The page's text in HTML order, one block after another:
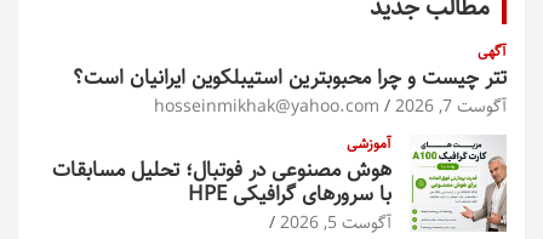
مطالب جدید
آگهی
تتر چیست و چرا محبوبترین استیبلکوین ایرانیان است؟
آگوست 7, 2026 hosseinmikhak@yahoo.com
آموزشی
هوش مصنوعی در فوتبال؛ تحلیل مسابقات
با سرورهای گرافیکی HPE
آگوست 5, 2026